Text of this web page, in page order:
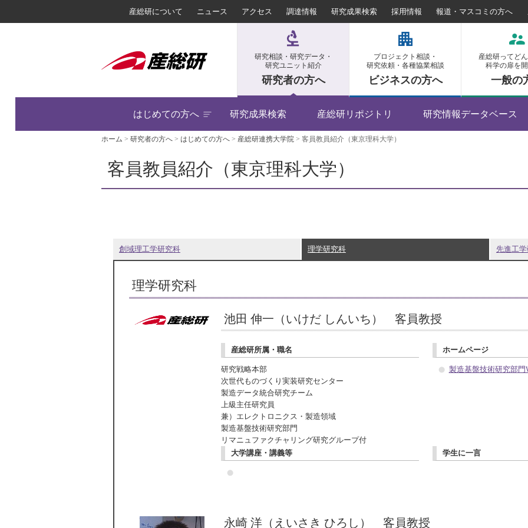
産総研について ニュース アクセス 調達情報 研究成果検索 採用情報 報道・マスコミの方へ
研究相談・研究データ・
研究ユニット紹介
研究者の方へ
プロジェクト相談・
研究依頼・各種協業相談
ビジネスの方へ
産総研ってど
科学の扉を開
一般の
はじめての方へ 研究成果検索 産総研リポジトリ 研究情報データベース
ホーム > 研究者の方へ > はじめての方へ > 産総研連携大学院 > 客員教員紹介（東京理科大学）
客員教員紹介（東京理科大学）
創域理工学研究科 理学研究科 先進工
理学研究科
池田 伸一（いけだ しんいち） 客員教授
産総研所属・職名
研究戦略本部
次世代ものづくり実装研究センター
製造データ統合研究チーム
上級主任研究員
兼）エレクトロニクス・製造領域
製造基盤技術研究部門
リマニュファクチャリング研究グループ付
ホームページ
製造基盤技術研究部門
大学講座・講義等 学生に一言
永崎 洋（えいさき ひろし） 客員教授